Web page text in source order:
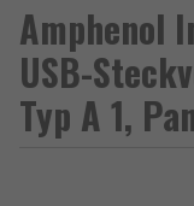
Amphenol
USB-
Typ A 1,